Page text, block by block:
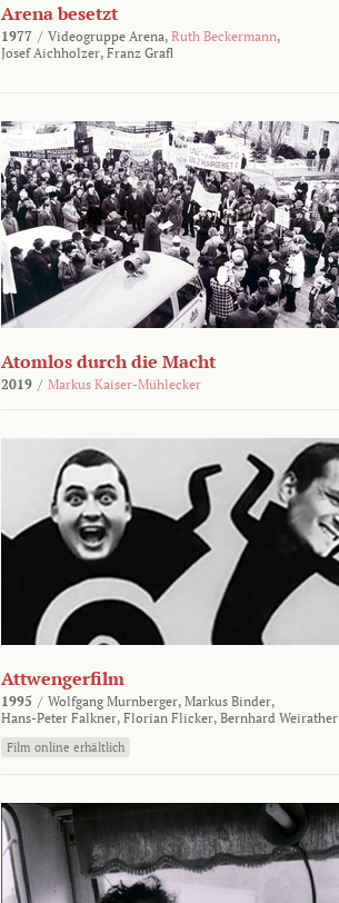
Arena besetzt
1977 / Videogruppe Arena, Ruth Beckermann,
Josef Aichholzer, Franz Grafl
Atomlos durch die Macht
2019 / Markus Kaiser-Mühlecker
Attwengerfilm
1995 / Wolfgang Murnberger, Markus Binder,
Hans-Peter Falkner, Florian Flicker, Bernhard Weirather
Film online erhältlich